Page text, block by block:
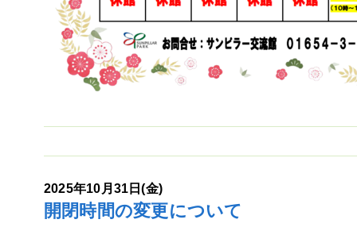
2025年10月31日(金)
開閉時間の変更について